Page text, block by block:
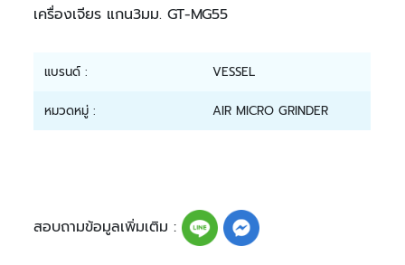
เครื่องเจียร แกน3มม. GT-MG55
แบรนด์ : VESSEL
หมวดหมู่ : AIR MICRO GRINDER
สอบถามข้อมูลเพิ่มเติม :